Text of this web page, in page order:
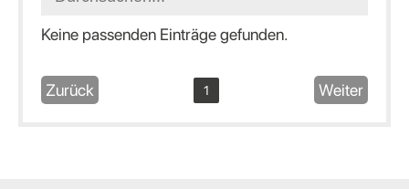
Keine passenden Einträge gefunden.
Zurück 1 Weiter